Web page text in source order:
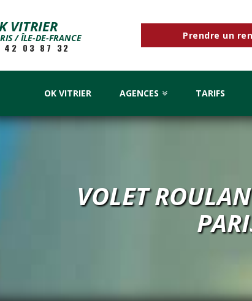
VITRIER
/ ÎLE-DE-FRANCE
42 03 87 32
Prendre un
OK VITRIER AGENCES TARIFS
VOLET